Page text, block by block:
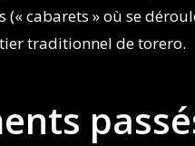
cabarets » où se
traditionnel de torero.